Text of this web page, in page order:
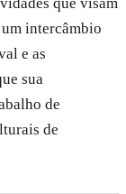
intercâmbio
e as
sua
de
de